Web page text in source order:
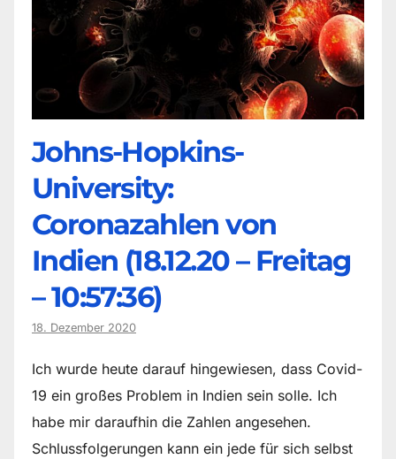
Johns-Hopkins-
University:
Coronazahlen von
Indien (18.12.20 – Freitag
– 10:57:36)
18. Dezember 2020
Ich wurde heute darauf hingewiesen, dass Covid-
19 ein großes Problem in Indien sein solle. Ich
habe mir daraufhin die Zahlen angesehen.
Schlussfolgerungen kann ein jede für sich selbst